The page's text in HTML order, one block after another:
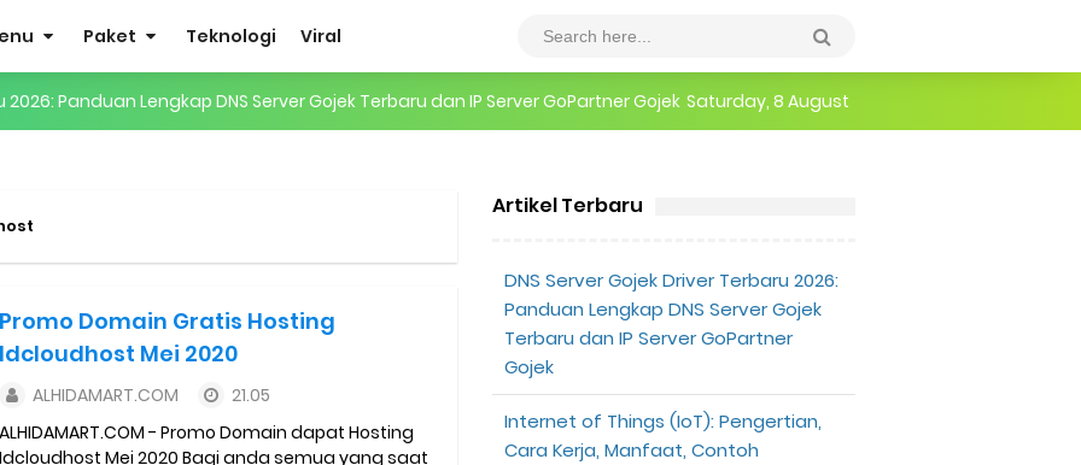
Paket Teknologi Viral
2026: Panduan Lengkap DNS Server Gojek Terbaru dan IP Server GoPartner Gojek
ENHYPEN di Jakarta: Tips War Tiket, Persiapan, dan Hal yang Perlu Diketahui
Syarat dan Komisinya
Diterima
Online Terbaru Dari Grab
Saturday, 8 August
Promo Domain Gratis Hosting
Idcloudhost Mei 2020
ALHIDAMART.COM
21.05
ALHIDAMART.COM - Promo Domain dapat Hosting
Idcloudhost Mei 2020 Bagi anda semua yang saat
Artikel Terbaru
DNS Server Gojek Driver Terbaru 2026:
Panduan Lengkap DNS Server Gojek
Terbaru dan IP Server GoPartner
Gojek
Internet of Things (IoT): Pengertian,
Cara Kerja, Manfaat, Contoh